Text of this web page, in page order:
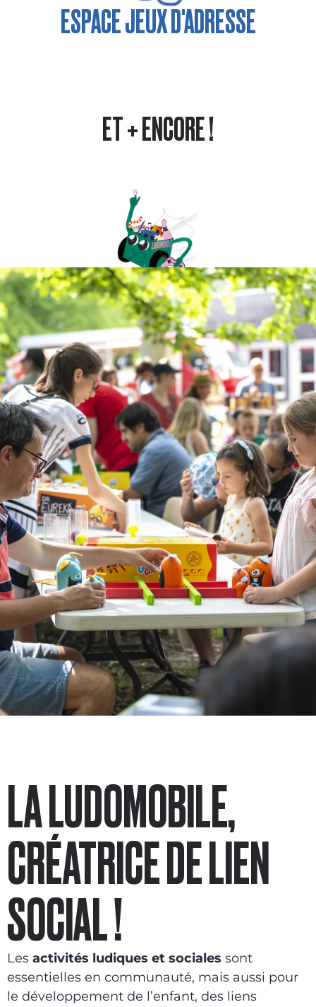
ESPACE JEUX D'ADRESSE
ET + ENCORE !
LA LUDOMOBILE,
CRÉATRICE DE LIEN
SOCIAL !
Les activités ludiques et sociales sont
essentielles en communauté, mais aussi pour
le développement de l’enfant, des liens